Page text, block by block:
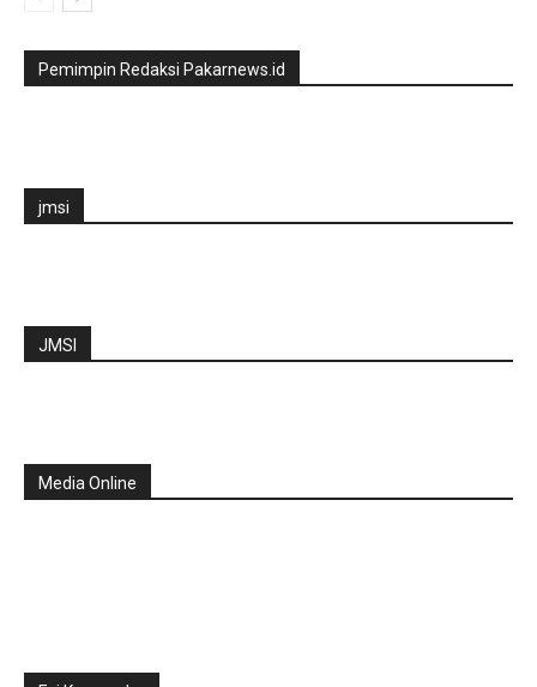
Pemimpin Redaksi Pakarnews.id
jmsi
JMSI
Media Online